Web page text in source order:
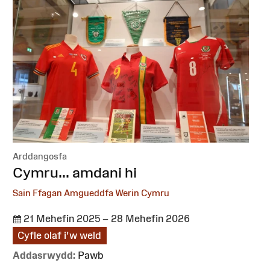
Arddangosfa
:Cymru... amdani hi
Sain Ffagan Amgueddfa Werin Cymru
21 Mehefin 2025 – 28 Mehefin 2026
Cyfle olaf i'w weld
Addasrwydd: Pawb